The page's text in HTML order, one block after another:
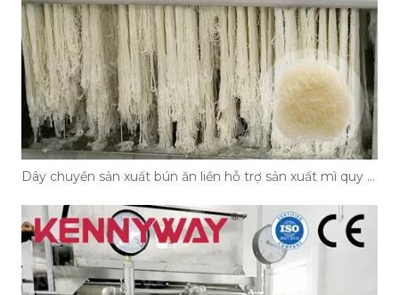
Dây chuyền sản xuất bún ăn liền hỗ trợ sản xuất mì quy mô lớn như thế nào